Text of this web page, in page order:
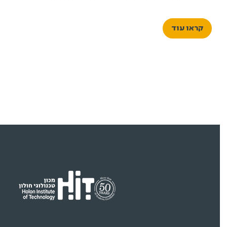
התואר השני בעיצוב לסביבה טכנולוגית, יציגו את פרויקטי
הגמר שלהם – מבחר עבודות המצטרף לתמונה רחבה
המשקפת תקופה, דור ותפיסת עולם.
קראו עוד